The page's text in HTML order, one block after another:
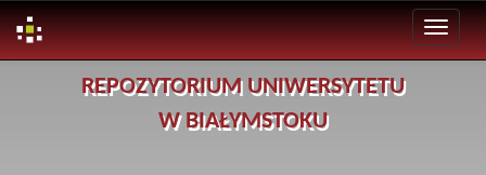
REPOZYTORIUM UNIWERSYTETU
W BIAŁYMSTOKU